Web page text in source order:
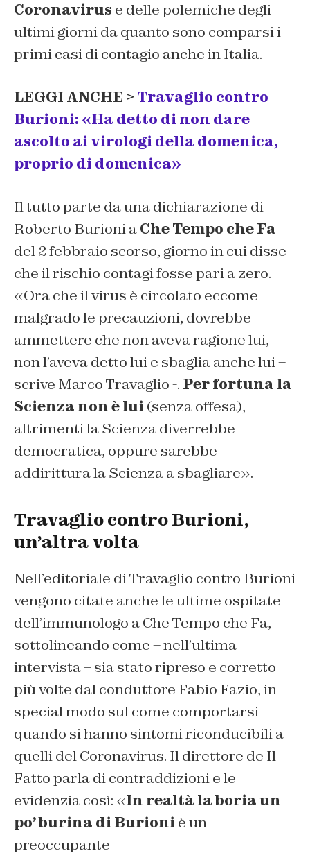
Coronavirus e delle polemiche degli
ultimi giorni da quanto sono comparsi i
primi casi di contagio anche in Italia.
LEGGI ANCHE > Travaglio contro
Burioni: «Ha detto di non dare
ascolto ai virologi della domenica,
proprio di domenica»
Il tutto parte da una dichiarazione di
Roberto Burioni aChe Tempo che Fa
del 2 febbraio scorso, giorno in cui disse
che il rischio contagi fosse pari a zero.
«Ora che il virus è circolato eccome
malgrado le precauzioni, dovrebbe
ammettere che non aveva ragione lui,
non l’aveva detto lui e sbaglia anche lui –
scrive Marco Travaglio -. Per fortuna la
Scienza non è lui (senza offesa),
altrimenti la Scienza diverrebbe
democratica, oppure sarebbe
addirittura la Scienza a sbagliare».
Travaglio contro Burioni,
un’altra volta
Nell’editoriale di Travaglio contro Burioni
vengono citate anche le ultime ospitate
dell’immunologo a Che Tempo che Fa,
sottolineando come – nell’ultima
intervista – sia stato ripreso e corretto
più volte dal conduttore Fabio Fazio, in
special modo sul come comportarsi
quando si hanno sintomi riconducibili a
quelli del Coronavirus. Il direttore de Il
Fatto parla di contraddizioni e le
evidenzia così: «In realtà la boria un
po’ burina di Burioni è un
preoccupante